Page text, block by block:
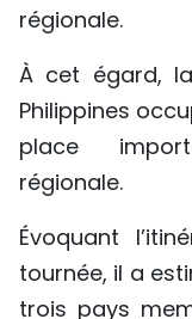
régionale.
À cet égard,
Philippines
place
régionale.
Évoquant
tournée, il a
trois pays